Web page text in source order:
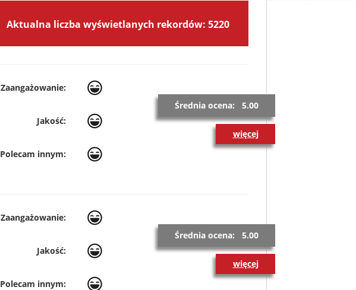
Aktualna liczba wyświetlanych rekordów: 5220
Średnia ocena: 5.00
więcej
Zaangażowanie:
Jakość:
Polecam innym:
Średnia ocena: 5.00
więcej
Zaangażowanie:
Jakość:
Polecam innym: